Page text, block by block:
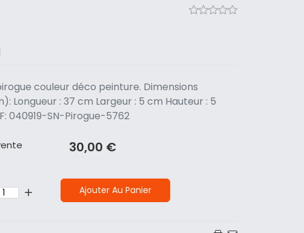
couleur déco peinture. Dimensions
Longueur : 37 cm Largeur : 5 cm Hauteur : 5
040919-SN-Pirogue-5762
30,00 €
Ajouter Au Panier